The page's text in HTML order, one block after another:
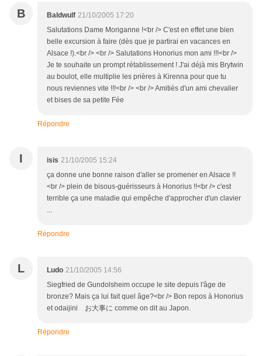
B Baldwulf 21/10/2005 17:20
Salutations Dame Moriganne !<br /> C'est en effet une bien
belle excursion à faire (dès que je partirai en vacances en
Alsace !).<br /> <br /> Salutations Honorius mon ami !!!<br />
Je te souhaite un prompt rétablissement ! J'ai déjà mis Brytwin
au boulot, elle multiplie les prières à Kirenna pour que tu
nous reviennes vite !!!<br /> <br /> Amitiés d'un ami chevalier
et bises de sa petite Fée
Répondre
I isis 21/10/2005 15:24
ça donne une bonne raison d'aller se promener en Alsace !!
<br /> plein de bisous-guérisseurs à Honorius !!<br /> c'est
terrible ça une maladie qui empêche d'approcher d'un clavier
...
Répondre
L Ludo 21/10/2005 14:56
Siegfried de Gundolsheim occupe le site depuis l'âge de
bronze? Mais ça lui fait quel âge?<br /> Bon repos à Honorius
et odaijini お大事に comme on dit au Japon.
Répondre